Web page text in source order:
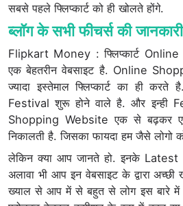
सबसे पहले फ्लिप्कार्ट को ही खोलते होंगे.
ब्लॉग के सभी फीचर्स की
Flipkart Money : फ्लिप्कार्ट
एक बेहतरीन वेबसाइट है. Online
ज्यादा इस्तेमाल फ्लिप्कार्ट का ही
Festival शुरू होने वाले है. और इन्ही
Shopping Website एक से बढ़कर
निकालती है. जिसका फायदा हम जैसे लोगो
लेकिन क्या आप जानते हो. इनके
अलावा भी आप इन वेबसाइट के द्वारा
ख्याल से आप में से बहुत से लोग इस बारे में